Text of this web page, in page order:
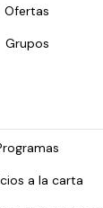
Ofertas
Grupos
a la carta